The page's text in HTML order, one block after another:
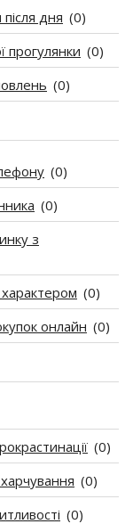
дня (0)
прогулянки (0)
(0)
(0)
(0)
з
характером (0)
онлайн (0)
(0)
(0)
(0)